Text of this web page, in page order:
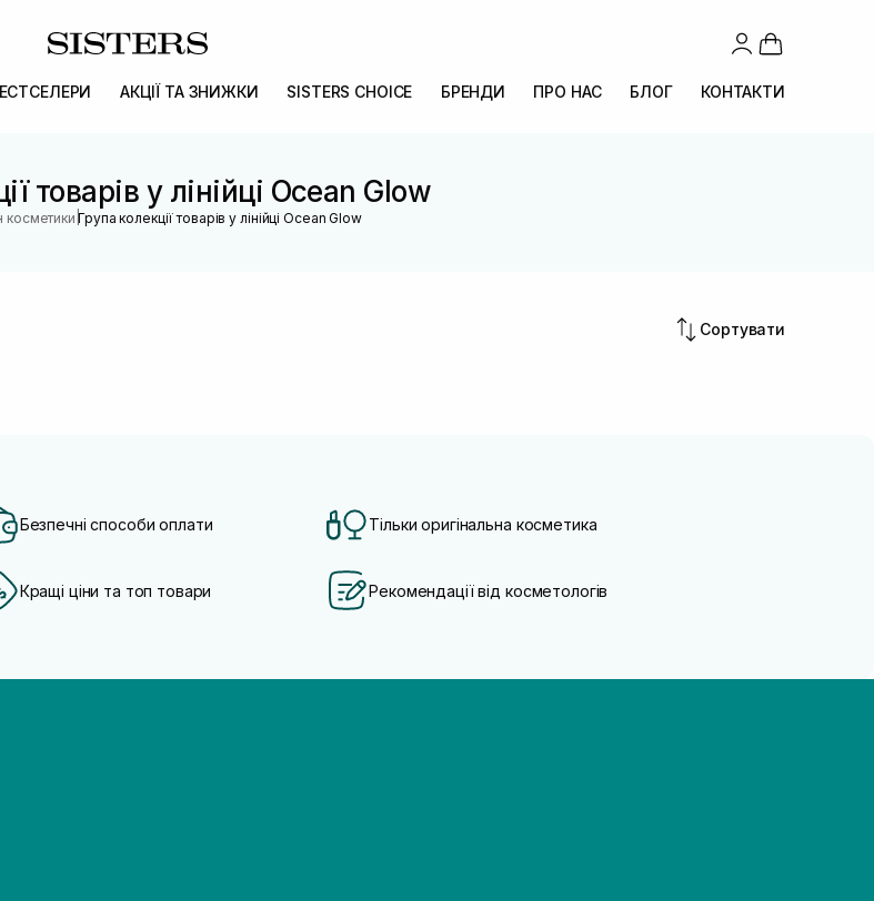
АКЦІЇ ТА ЗНИЖКИ SISTERS CHOICE БРЕНДИ ПРО НАС БЛОГ КОНТАКТИ
товарів у лінійці Ocean Glow
косметики |Група колекції товарів у лінійці Ocean Glow
Сортувати
Безпечні способи оплати Тільки оригінальна косметика
Кращі ціни та топ товари Рекомендації від косметологів